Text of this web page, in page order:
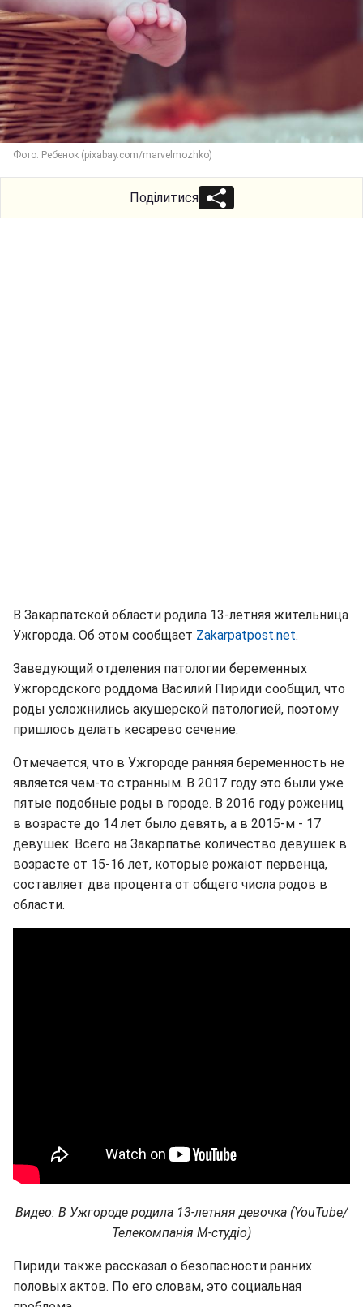
Фото: Ребенок (pixabay.com/marvelmozhko)
Поділитися
В Закарпатской области родила 13-летняя жительница
Ужгорода. Об этом сообщает Zakarpatpost.net.
Заведующий отделения патологии беременных
Ужгородского роддома Василий Пириди сообщил, что
роды усложнились акушерской патологией, поэтому
пришлось делать кесарево сечение.
Отмечается, что в Ужгороде ранняя беременность не
является чем-то странным. В 2017 году это были уже
пятые подобные роды в городе. В 2016 году рожениц
в возрасте до 14 лет было девять, а в 2015-м - 17
девушек. Всего на Закарпатье количество девушек в
возрасте от 15-16 лет, которые рожают первенца,
составляет два процента от общего числа родов в
области.
Видео: В Ужгороде родила 13-летняя девочка (YouTube/
Телекомпанія М-студіо)
Пириди также рассказал о безопасности ранних
половых актов. По его словам, это социальная